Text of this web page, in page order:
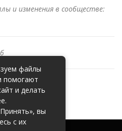
и изменения в сообществе:
файлы
помогают
и делать
вы
с их